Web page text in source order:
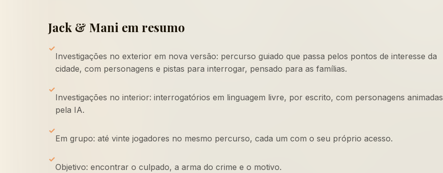
Jack & Mani em resumo
✓
Investigações no exterior em nova versão: percurso guiado que passa pelos pontos de interesse da
cidade, com personagens e pistas para interrogar, pensado para as famílias.
✓
Investigações no interior: interrogatórios em linguagem livre, por escrito, com personagens animadas
pela IA.
✓
Em grupo: até vinte jogadores no mesmo percurso, cada um com o seu próprio acesso.
✓
Objetivo: encontrar o culpado, a arma do crime e o motivo.